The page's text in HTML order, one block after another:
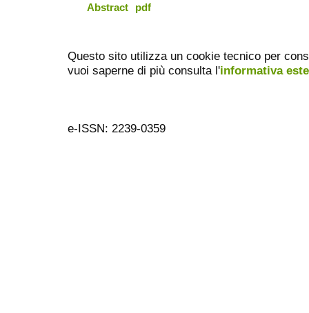
Abstract pdf
Questo sito utilizza un cookie tecnico per
vuoi saperne di più consulta l'informativa
e-ISSN: 2239-0359